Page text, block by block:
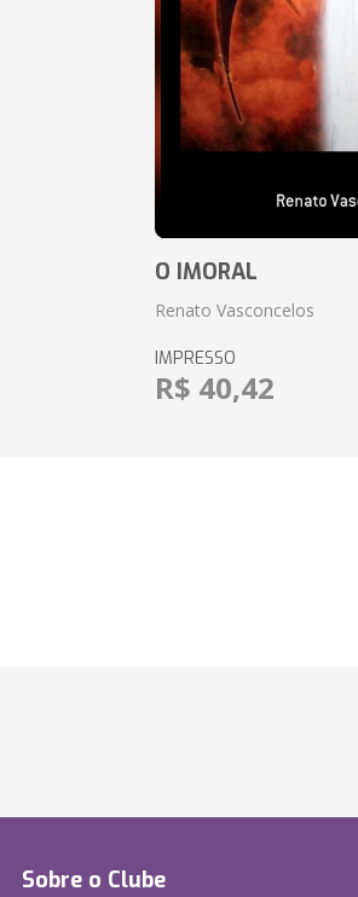
O IMORAL
Renato Vasconcelos
IMPRESSO
R$ 40,42
Sobre o Clube